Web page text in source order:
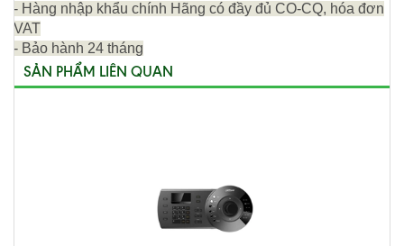
- Hàng nhập khẩu chính Hãng có đầy đủ CO-CQ, hóa đơn
VAT
- Bảo hành 24 tháng
SẢN PHẨM LIÊN QUAN